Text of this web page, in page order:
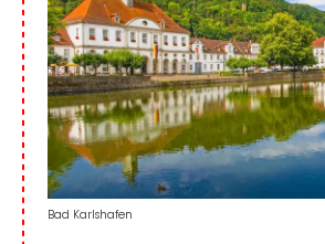
Bad Karlshafen